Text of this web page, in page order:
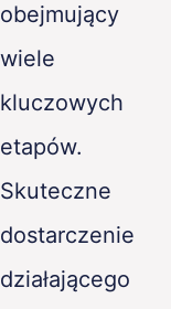
obejmujący
wiele
kluczowych
etapów.
Skuteczne
dostarczenie
działającego